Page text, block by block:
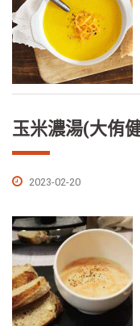
玉米濃湯(大侑
2023-02-20